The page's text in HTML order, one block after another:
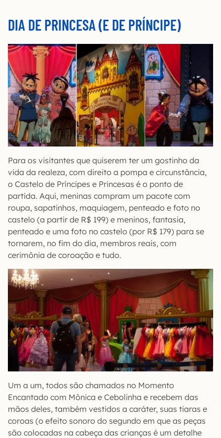
DIA DE PRINCESA (E DE PRÍNCIPE)
Para os visitantes que quiserem ter um gostinho da
vida da realeza, com direito a pompa e circunstância,
o Castelo de Príncipes e Princesas é o ponto de
partida. Aqui, meninas compram um pacote com
roupa, sapatinhos, maquiagem, penteado e foto no
castelo (a partir de R$ 199) e meninos, fantasia,
penteado e uma foto no castelo (por R$ 179) para se
tornarem, no fim do dia, membros reais, com
cerimônia de coroação e tudo.
Um a um, todos são chamados no Momento
Encantado com Mônica e Cebolinha e recebem das
mãos deles, também vestidos a caráter, suas tiaras e
coroas (o efeito sonoro do segundo em que as peças
são colocadas na cabeça das crianças é um detalhe